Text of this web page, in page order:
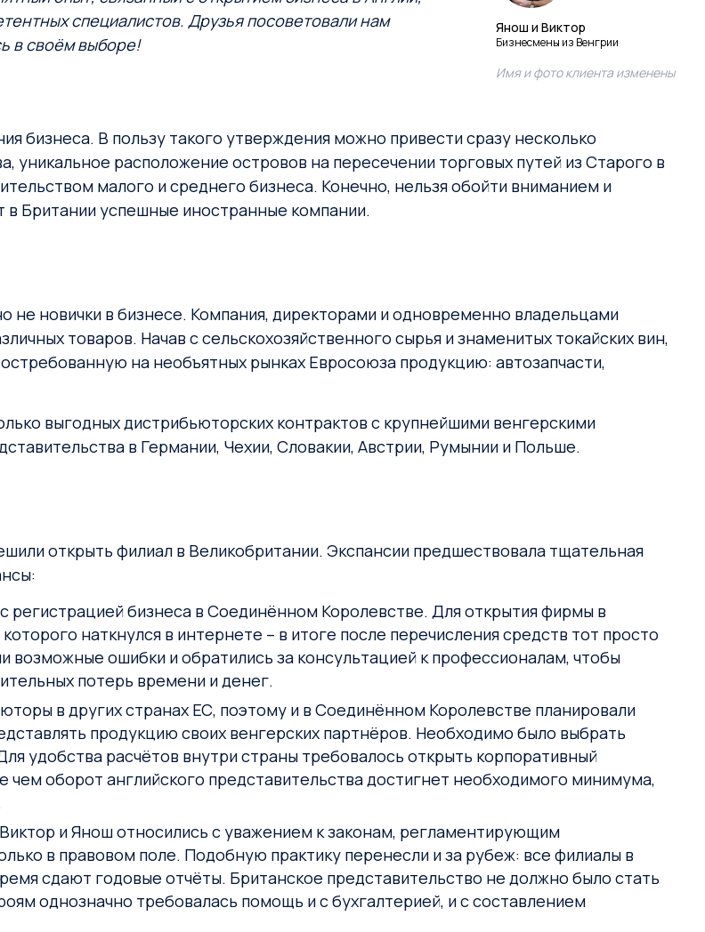
специалистов. Друзья посоветовали нам
в своём выборе!
Янош и Виктор
Бизнесмены из Венгрии
Имя и фото клиента изменены
бизнеса. В пользу такого утверждения можно привести сразу несколько
расположение островов на пересечении торговых путей из Старого в
малого и среднего бизнеса. Конечно, нельзя обойти вниманием и
в Британии успешные иностранные компании.
не новички в бизнесе. Компания, директорами и одновременно владельцами
товаров. Начав с сельскохозяйственного сырья и знаменитых токайских вин,
на необъятных рынках Евросоюза продукцию: автозапчасти,
выгодных дистрибьюторских контрактов с крупнейшими венгерскими
в Германии, Чехии, Словакии, Австрии, Румынии и Польше.
открыть филиал в Великобритании. Экспансии предшествовала тщательная
регистрацией бизнеса в Соединённом Королевстве. Для открытия фирмы в
наткнулся в интернете – в итоге после перечисления средств тот просто
возможные ошибки и обратились за консультацией к профессионалам, чтобы
потерь времени и денег.
в других странах ЕС, поэтому и в Соединённом Королевстве планировали
продукцию своих венгерских партнёров. Необходимо было выбрать
удобства расчётов внутри страны требовалось открыть корпоративный
чем оборот английского представительства достигнет необходимого минимума,
и Янош относились с уважением к законам, регламентирующим
в правовом поле. Подобную практику перенесли и за рубеж: все филиалы в
сдают годовые отчёты. Британское представительство не должно было стать
однозначно требовалась помощь и с бухгалтерией, и с составлением